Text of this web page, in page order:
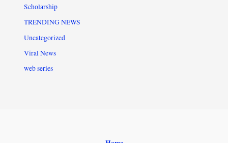
Scholarship
TRENDING NEWS
Uncategorized
Viral News
web series